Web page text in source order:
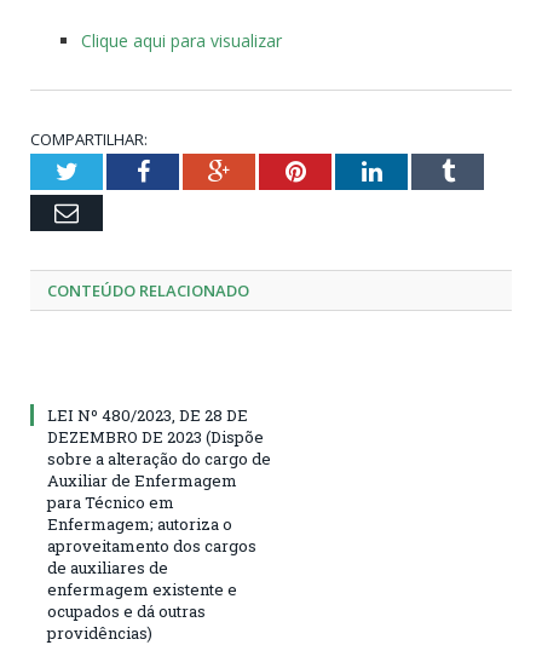
Clique aqui para visualizar
COMPARTILHAR:
TwitterFacebookGoogle+PinterestLinkedInTumblr
Email
CONTEÚDO RELACIONADO
LEI Nº 480/2023, DE 28 DE
DEZEMBRO DE 2023 (Dispõe
sobre a alteração do cargo de
Auxiliar de Enfermagem
para Técnico em
Enfermagem; autoriza o
aproveitamento dos cargos
de auxiliares de
enfermagem existente e
ocupados e dá outras
providências)